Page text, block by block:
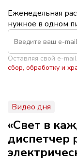
Еженедельная
нужное в одном
Оставляя свой e-
сбор, обработку и
Видео дня
«Свет в
диспетчер